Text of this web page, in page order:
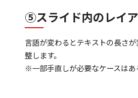
⑤スライド内のレイ
言語が変わるとテキストの長さ
整します。
※一部手直しが必要なケースはあ